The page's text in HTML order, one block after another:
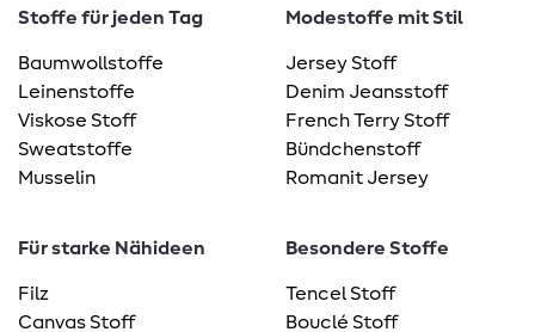
Stoffe für jeden Tag
Baumwollstoffe
Leinenstoffe
Viskose Stoff
Sweatstoffe
Musselin
Modestoffe mit Stil
Jersey Stoff
Denim Jeansstoff
French Terry Stoff
Bündchenstoff
Romanit Jersey
Für starke Nähideen
Filz
Canvas Stoff
Besondere Stoffe
Tencel Stoff
Bouclé Stoff